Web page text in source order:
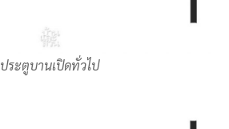
ประตูบานเปิดทั่วไป